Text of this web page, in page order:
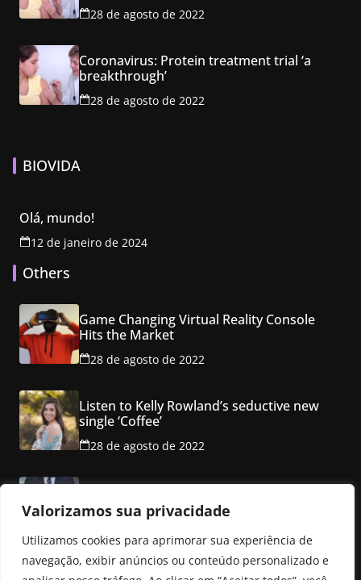
Valorizamos sua privacidade
Utilizamos cookies para aprimorar sua experiência de
navegação, exibir anúncios ou conteúdo personalizado e
28 de agosto de 2022
Coronavirus: Protein treatment trial ‘a
breakthrough’
28 de agosto de 2022
BIOVIDA
Olá, mundo!
12 de janeiro de 2024
Others
Game Changing Virtual Reality Console
Hits the Market
28 de agosto de 2022
Listen to Kelly Rowland’s seductive new
single ‘Coffee’
28 de agosto de 2022
level mansion
28 de agosto de 2022